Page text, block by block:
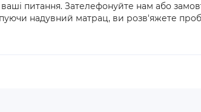
питання. Зателефонуйте нам або
надувний матрац, ви розв'яжете